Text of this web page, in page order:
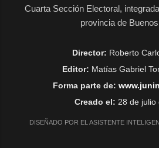
Cuarta Sección Electoral,
provincia de
Director: Roberto
Editor: Matías Gabriel
Forma parte de:
Creado el: 28 de julio
DISEÑADO POR EL ASISTENTE